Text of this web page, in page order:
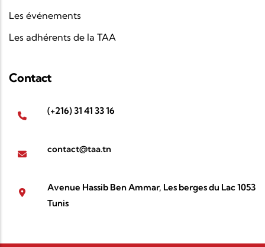
Les événements
Les adhérents de la TAA
Contact
(+216) 31 41 33 16
contact@taa.tn
Avenue Hassib Ben Ammar, Les berges du Lac 1053
Tunis